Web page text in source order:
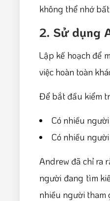
không thể nhớ
2. Sử dụng
Lập kế hoạch để
việc hoàn toàn
Để bắt đầu kiểm
Có nhiều
Có nhiều
Andrew đã chỉ ra
người đang tìm
nhiều người tham